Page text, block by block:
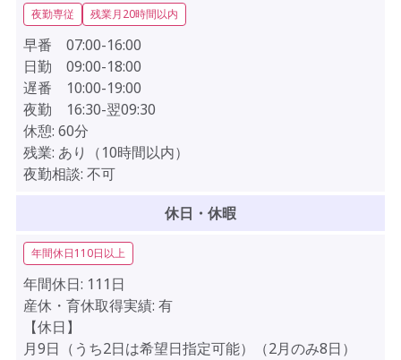
夜勤専従 残業月20時間以内
早番 07:00-16:00
日勤 09:00-18:00
遅番 10:00-19:00
夜勤 16:30-翌09:30
休憩: 60分
残業: あり（10時間以内）
夜勤相談: 不可
休日・休暇
年間休日110日以上
年間休日: 111日
産休・育休取得実績: 有
【休日】
月9日（うち2日は希望日指定可能）（2月のみ8日）